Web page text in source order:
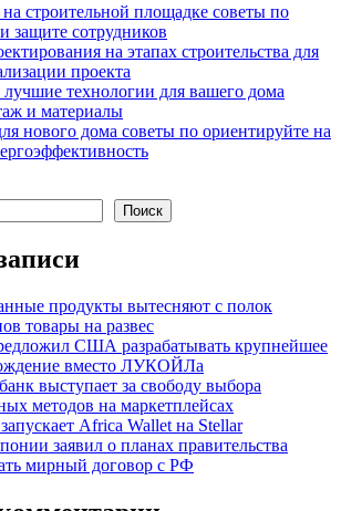
на строительной площадке советы по
защите сотрудников
на этапах строительства для
проекта
технологии для вашего дома
и материалы
нового дома советы по ориентируйте на
Поиск
продукты вытесняют с полок
товары на развес
США разрабатывать крупнейшее
вместо ЛУКОЙЛа
выступает за свободу выбора
методов на маркетплейсах
Africa Wallet на Stellar
заявил о планах правительства
мирный договор с РФ